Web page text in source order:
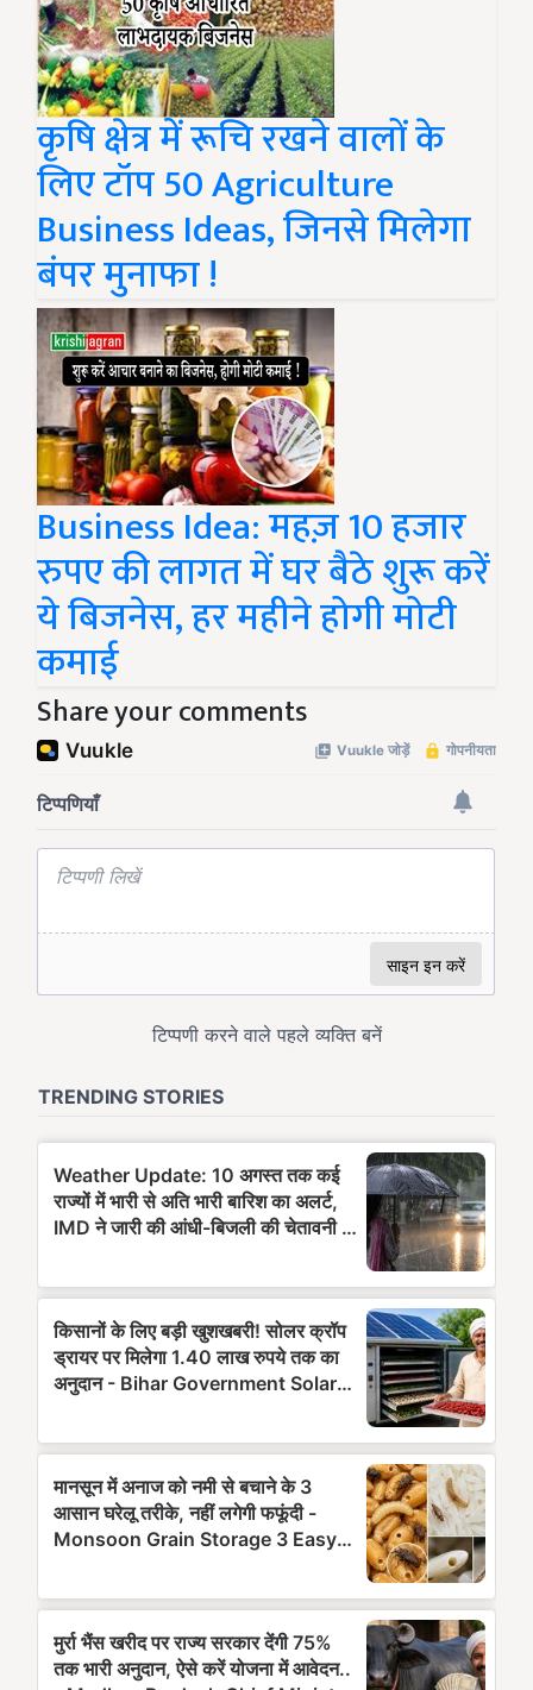
कृषि क्षेत्र में रूचि रखने वालों के
लिए टॉप 50 Agriculture
Business Ideas, जिनसे मिलेगा
बंपर मुनाफा !
Business Idea: महज़ 10 हजार
रुपए की लागत में घर बैठे शुरू करें
ये बिजनेस, हर महीने होगी मोटी
कमाई
Share your comments